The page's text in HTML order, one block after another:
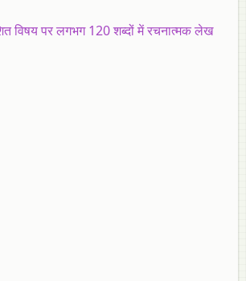
विषय पर लगभग 120 शब्दों में रचनात्मक लेख